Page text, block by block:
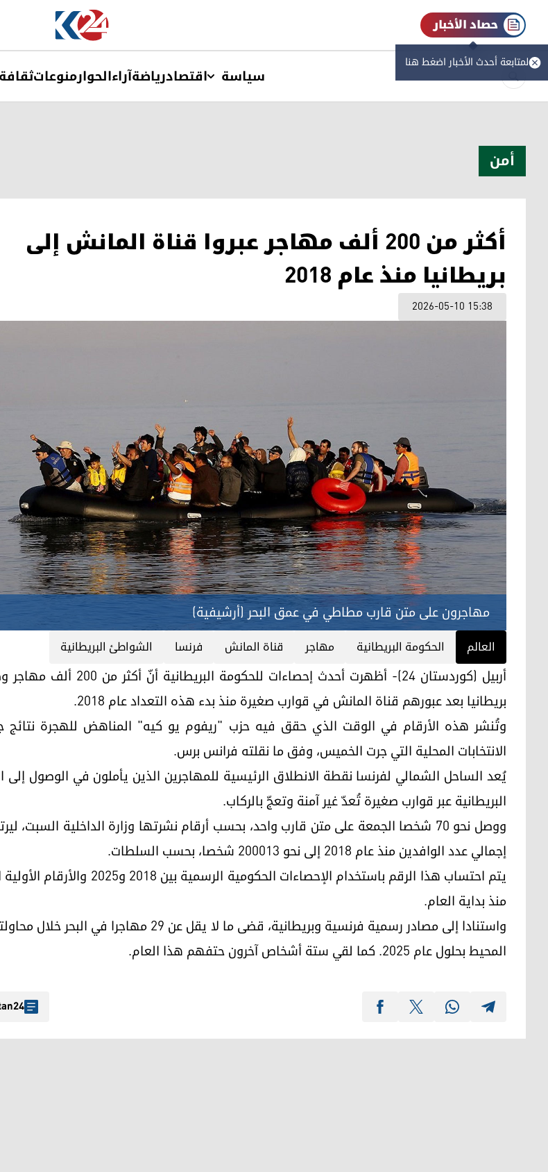
حصاد الأخبار
لمتابعة أحدث الأخبار اضغط هنا
سیاسة اقتصادریاضةآراءالحوارمنوعات
أمن
أكثر من 200 ألف مهاجر عبروا قناة المانش إلى
بريطانيا منذ عام 2018
2026-05-10 15:38
مهاجرون على متن قارب مطاطي في عمق البحر (أرشيفية)
العالم الحكومة البريطانية مهاجر قناة المانش فرنسا الشواطئ البريطانية
أربيل (كوردستان 24)- أظهرت أحدث إحصاءات للحكومة
بريطانيا بعد عبورهم قناة المانش في قوارب صغيرة منذ بدء هذه التعداد عام 2018.
وتُنشر هذه الأرقام في الوقت الذي حقق فيه حزب "ريفوم يو كيه" المناهض للهجرة
الانتخابات المحلية التي جرت الخميس، وفق ما نقلته فرانس برس.
يُعد الساحل الشمالي لفرنسا نقطة الانطلاق الرئيسية للمهاجرين الذين يأملون في الوصول
البريطانية عبر قوارب صغيرة تُعدّ غير آمنة وتعجّ بالركاب.
ووصل نحو 70 شخصا الجمعة على متن قارب واحد، بحسب أرقام نشرتها وزارة الداخلية السبت،
إجمالي عدد الوافدين منذ عام 2018 إلى نحو 200013 شخصا، بحسب السلطات.
يتم احتساب هذا الرقم باستخدام الإحصاءات الحكومية الرسمية
منذ بداية العام.
واستنادا إلى مصادر رسمية فرنسية وبريطانية، قضى ما لا يقل عن 29 مهاجرا
المحيط بحلول عام 2025. كما لقي ستة أشخاص آخرون حتفهم هذا العام.